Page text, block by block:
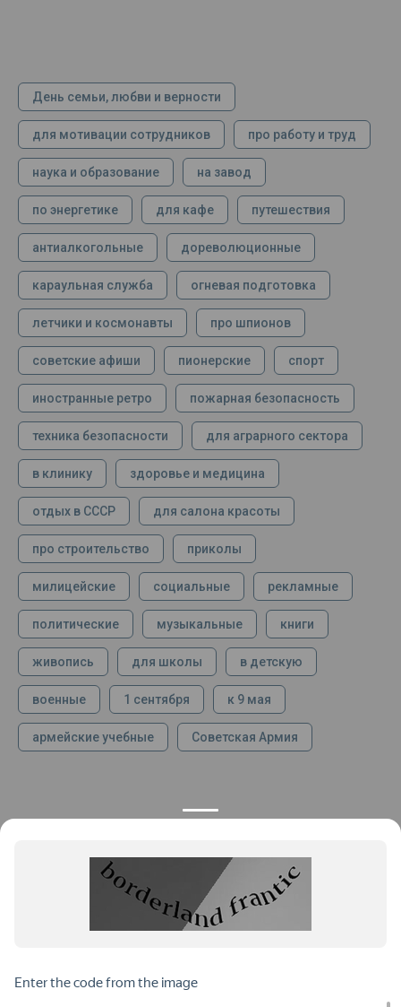
День семьи, любви и верности
для мотивации сотрудников про работу и труд
наука и образование на завод
по энергетике для кафе путешествия
антиалкогольные дореволюционные
караульная служба огневая подготовка
летчики и космонавты про шпионов
советские афиши пионерские спорт
иностранные ретро пожарная безопасность
техника безопасности для аграрного сектора
в клинику здоровье и медицина
отдых в СССР для салона красоты
про строительство приколы
милицейские социальные рекламные
политические музыкальные книги
живопись для школы в детскую
военные 1 сентября к 9 мая
армейские учебные Советская Армия
ПРОДУКЦИЯ
Каталог